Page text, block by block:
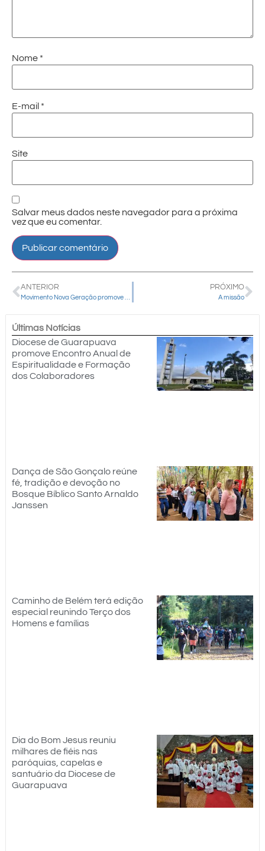
Nome *
E-mail *
Site
Salvar meus dados neste navegador para a próxima
vez que eu comentar.
ANTERIOR PRÓXIMO
A missão
Últimas Notícias
Diocese de Guarapuava
promove Encontro Anual de
Espiritualidade e Formação
dos Colaboradores
Dança de São Gonçalo reúne
fé, tradição e devoção no
Bosque Bíblico Santo Arnaldo
Janssen
Caminho de Belém terá edição
especial reunindo Terço dos
Homens e famílias
Dia do Bom Jesus reuniu
milhares de fiéis nas
paróquias, capelas e
santuário da Diocese de
Guarapuava